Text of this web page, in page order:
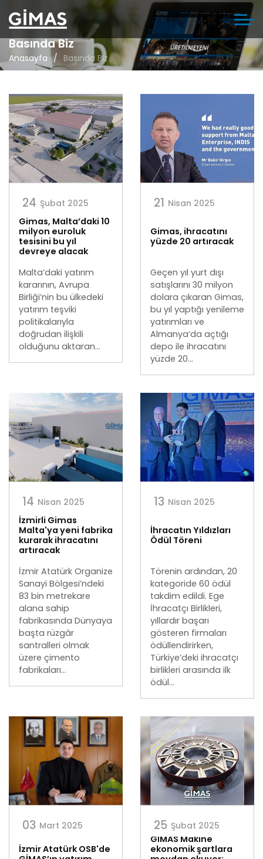
Basında Biz
Anasayfa Basında Biz
24 Şubat 2025
Gimas, Malta’daki 10
milyon euroluk
tesisini bu yıl
devreye alacak
Malta’daki yatırım
kararının, Avrupa
Birliği’nin bu ülkedeki
yatırım teşviki
politikalarıyla
doğrudan ilişkili
olduğunu aktaran...
21 Nisan 2025
Gimas, ihracatını
yüzde 20 artıracak
Geçen yıl yurt dışı
satışlarını 30 milyon
dolara çıkaran Gimas,
bu yıl yaptığı yenileme
yatırımları ve
Almanya’da açtığı
depo ile ihracatını
yüzde 20...
14 Nisan 2025
İzmirli Gimas
Malta'ya yeni fabrika
kurarak ihracatını
artıracak
İzmir Atatürk Organize
Sanayi Bölgesi’ndeki
83 bin metrekare
alana sahip
fabrikasında Dünyaya
başta rüzgâr
santralleri olmak
üzere çimento
fabrikaları...
13 Nisan 2025
İhracatın Yıldızları
Ödül Töreni
Törenin ardından, 20
kategoride 60 ödül
takdim edildi. Ege
İhracatçı Birlikleri,
yıllardır başarı
gösteren firmaları
ödüllendirirken,
Türkiye’deki ihracatçı
birlikleri arasında ilk
ödül...
03 Mart 2025
İzmir Atatürk OSB'de
25 Şubat 2025
GİMAS Makine
ekonomik şartlara